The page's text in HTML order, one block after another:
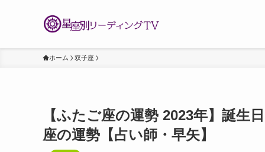
ホーム 双子座
【ふたご座の運勢 2023年】誕
座の運勢【占い師・早矢】